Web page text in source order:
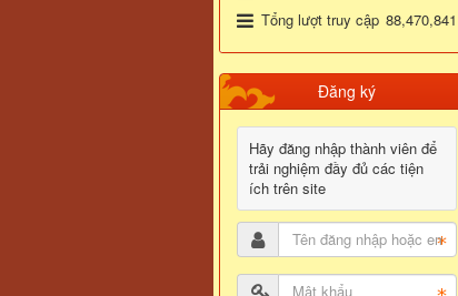
Tổng lượt truy cập 88,470,841
Đăng ký
Hãy đăng nhập thành viên để
trải nghiệm đầy đủ các tiện
ích trên site